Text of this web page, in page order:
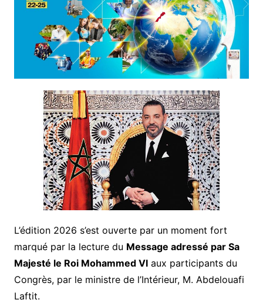
L’édition 2026 s’est ouverte par un moment fort
marqué par la lecture du Message adressé par Sa
Majesté le Roi Mohammed VIaux participants du
Congrès, par le ministre de l’Intérieur, M. Abdelouafi
Laftit.